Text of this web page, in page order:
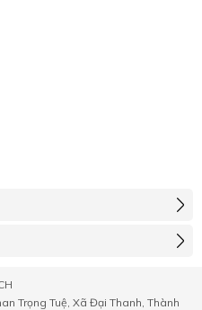
Trọng Tuệ, Xã Đại Thanh, Thành